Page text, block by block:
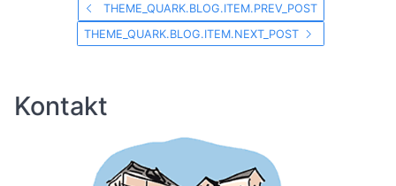
THEME_QUARK.BLOG.ITEM.PREV_POST
THEME_QUARK.BLOG.ITEM.NEXT_POST
Kontakt